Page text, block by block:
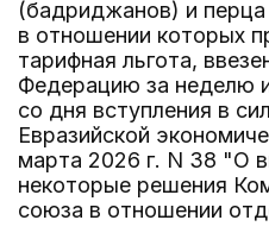
(бадриджанов) и перца
в отношении которых
тарифная льгота,
Федерацию за неделю
со дня вступления в
Евразийской
марта 2026 г. N 38 "О
некоторые решения
союза в отношении